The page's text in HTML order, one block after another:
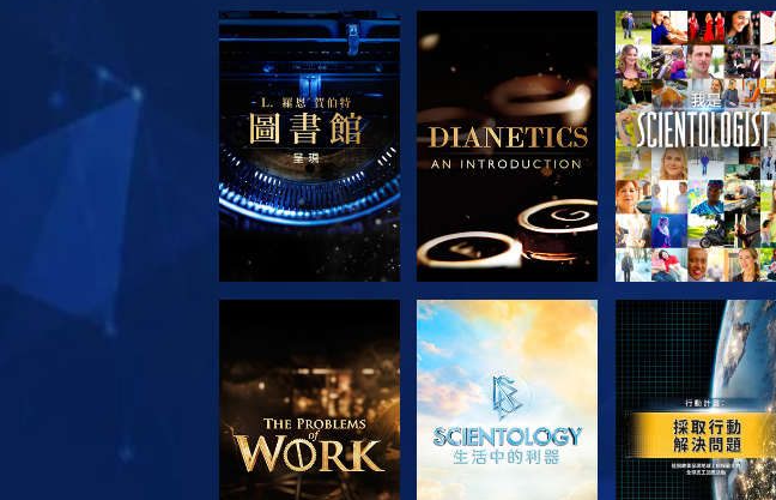
探索系列節目 探索系列節目 探索系列節目
探索系列節目 觀看 探索系列節目